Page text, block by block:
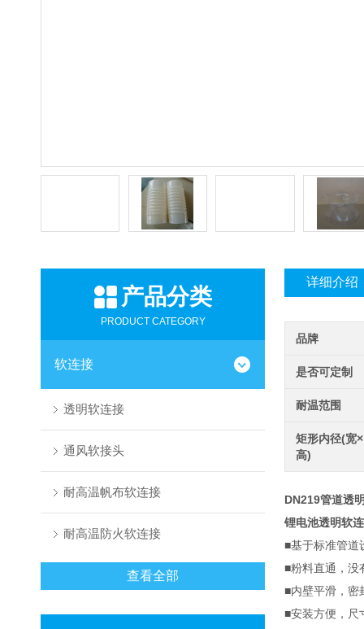
产品分类
PRODUCT CATEGORY
软连接
透明软连接
通风软接头
耐高温帆布软连接
耐高温防火软连接
查看全部
详细介绍
品牌
是否可定制
耐温范围
矩形内径(宽×
高)
DN219管道透
锂电池透明软
■基于标准管道
■粉料直通，没
■内壁平滑，密
■安装方便，尺